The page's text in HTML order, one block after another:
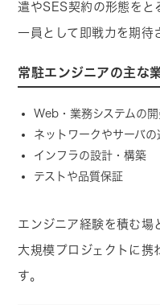
遣やSES契約の形態をと
一員として即戦力を期待
常駐エンジニアの主な
Web・業務システムの
ネットワークやサーバの
インフラの設計・構築
テストや品質保証
エンジニア経験を積む場
大規模プロジェクトに携
す。